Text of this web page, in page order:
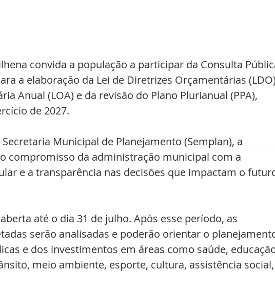
convida a população a participar da Consulta
a elaboração da Lei de Diretrizes Orçamentárias
Anual (LOA) e da revisão do Plano Plurianual (PPA),
de 2027.
Municipal de Planejamento (Semplan), a
compromisso da administração municipal com a
e a transparência nas decisões que impactam o
até o dia 31 de julho. Após esse período, as
serão analisadas e poderão orientar o
e dos investimentos em áreas como saúde,
meio ambiente, esporte, cultura, assistência